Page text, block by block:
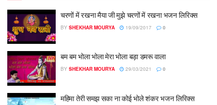
चरणों में रखना मैया जी मुझे चरणों में रखना भजन लिरिक्स
BY SHEKHAR MOURYA 19/09/2017 0
बम बम भोला भोला मेरा भोला बड़ा डमरू वाला
BY SHEKHAR MOURYA 29/03/2021 0
महिमा तेरी समझ सका ना कोई भोले शंकर भजन लिरिक्स